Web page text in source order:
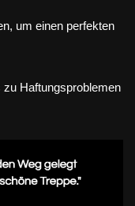
um einen perfekten
Haftungsproblemen